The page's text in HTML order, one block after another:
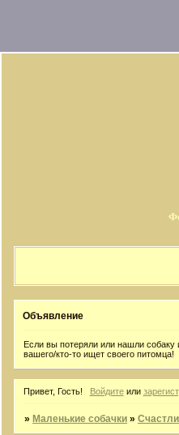
Объявление
Если вы потеряли или нашли
вашего/кто-то ищет своего питомца!
Привет, Гость! Войдитеили
» Маленькие собачки »